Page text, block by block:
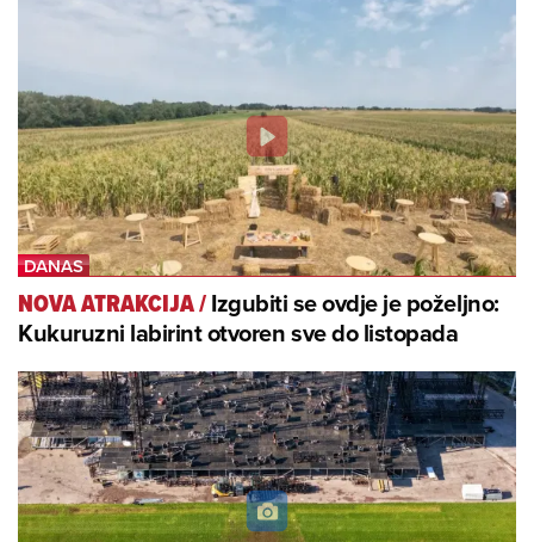
NOVA ATRAKCIJA/Izgubiti se ovdje je poželjno:
Kukuruzni labirint otvoren sve do listopada